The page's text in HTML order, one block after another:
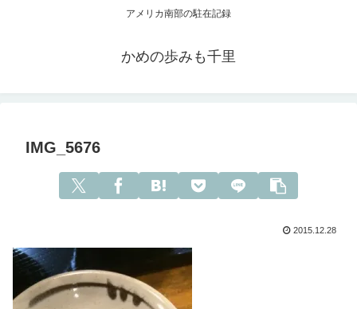
アメリカ南部の駐在記録
かめの歩みも千里
IMG_5676
2015.12.28